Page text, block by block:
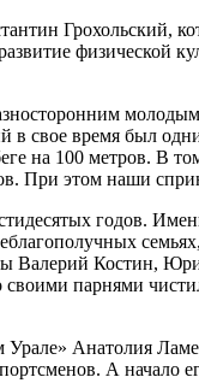
Грохольский,
физической
в свое время был
на 100 метров. В
При этом наши
годов.
Валерий Костин,
парнями
Анатолия
А начало